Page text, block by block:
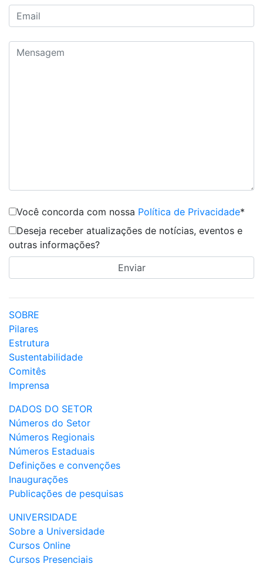
Você concorda com nossa Política de Privacidade*
Deseja receber atualizações de notícias, eventos e
outras informações?
SOBRE
Pilares
Estrutura
Sustentabilidade
Comitês
Imprensa
DADOS DO SETOR
Números do Setor
Números Regionais
Números Estaduais
Definições e convenções
Inaugurações
Publicações de pesquisas
UNIVERSIDADE
Sobre a Universidade
Cursos Online
Cursos Presenciais